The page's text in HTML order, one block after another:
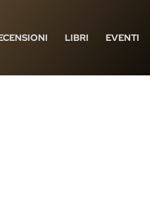
LIBRI EVENTI